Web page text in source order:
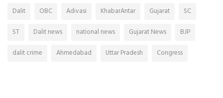
Dalit OBC Adivasi KhabarAntar Gujarat
SC
ST
Dalit news national news Gujarat News
BJP
dalit crime
Ahmedabad Uttar Pradesh Congress